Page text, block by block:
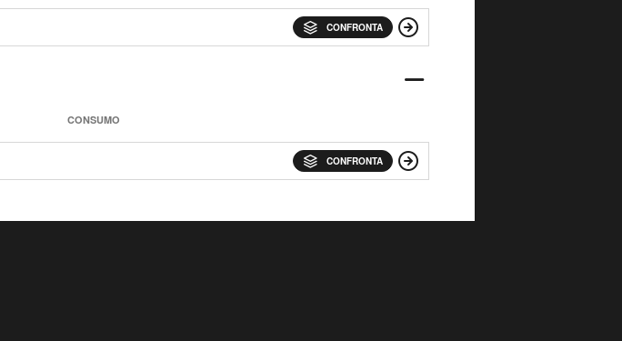
CONFRONTA
CONSUMO
CONFRONTA